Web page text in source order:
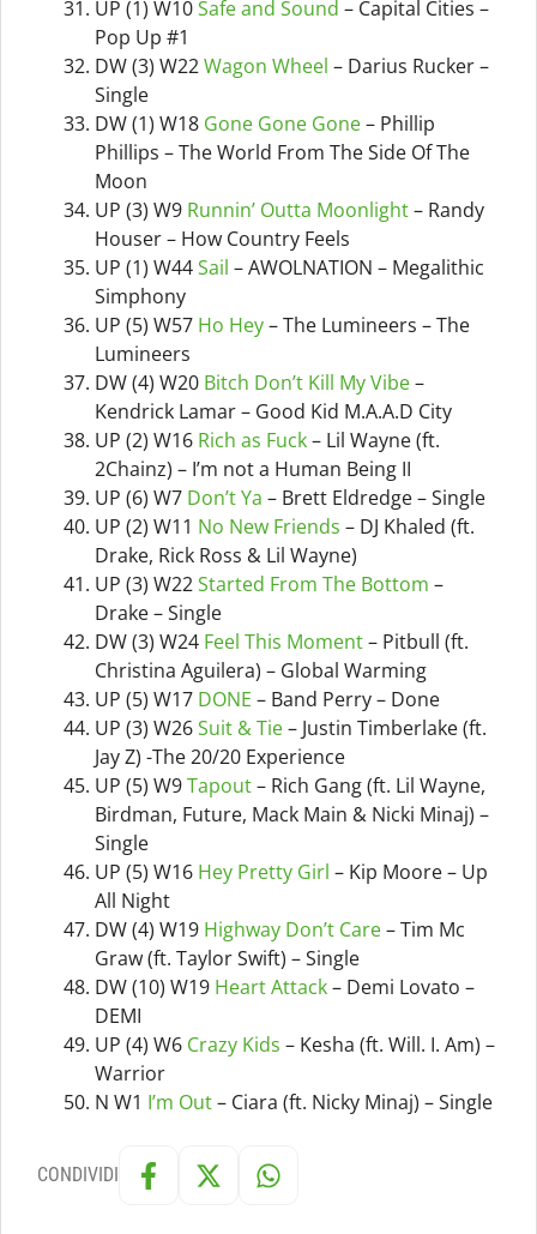
UP (1) W10Safe and Sound – Capital Cities –
Pop Up #1
DW (3) W22Wagon Wheel – Darius Rucker –
Single
DW (1) W18 Gone Gone Gone– Phillip
Phillips – The World From The Side Of The
Moon
UP (3) W9 Runnin’ Outta Moonlight– Randy
Houser – How Country Feels
UP (1) W44Sail – AWOLNATION – Megalithic
Simphony
UP (5) W57 Ho Hey– The Lumineers – The
Lumineers
DW (4) W20 Bitch Don’t Kill My Vibe–
Kendrick Lamar – Good Kid M.A.A.D City
UP (2) W16 Rich as Fuck– Lil Wayne (ft.
2Chainz) – I’m not a Human Being II
UP (6) W7 Don’t Ya – Brett Eldredge – Single
UP (2) W11 No New Friends – DJ Khaled (ft.
Drake, Rick Ross & Lil Wayne)
UP (3) W22Started From The Bottom –
Drake – Single
DW (3) W24 Feel This Moment– Pitbull (ft.
Christina Aguilera) – Global Warming
UP (5) W17 DONE – Band Perry – Done
UP (3) W26Suit & Tie– Justin Timberlake (ft.
Jay Z) -The 20/20 Experience
UP (5) W9Tapout– Rich Gang (ft. Lil Wayne,
Birdman, Future, Mack Main & Nicki Minaj) –
Single
UP (5) W16 Hey Pretty Girl – Kip Moore – Up
All Night
DW (4) W19 Highway Don’t Care– Tim Mc
Graw (ft. Taylor Swift) – Single
DW (10) W19 Heart Attack– Demi Lovato –
DEMI
UP (4) W6 Crazy Kids – Kesha (ft. Will. I. Am) –
Warrior
N W1 I’m Out– Ciara (ft. Nicky Minaj) – Single
CONDIVIDI